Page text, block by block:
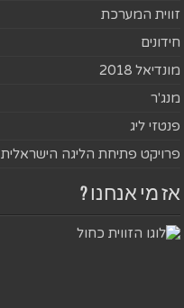
זווית המערכת
חידונים
מונדיאל 2018
מנג'ר
פנטזי ליג
פרויקט פתיחת הליגה הישראלית
אז מי אנחנו ?